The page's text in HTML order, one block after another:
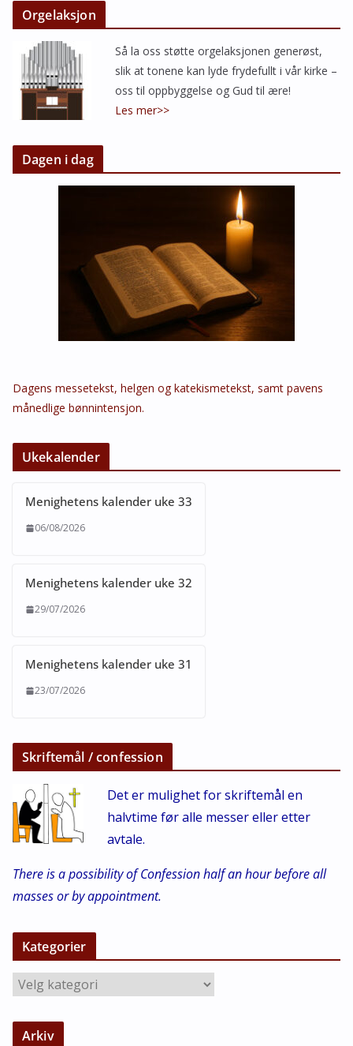
Orgelaksjon
Så la oss støtte orgelaksjonen generøst,
slik at tonene kan lyde frydefullt i vår kirke –
oss til oppbyggelse og Gud til ære!
Les mer>>
Dagen i dag
Dagens messetekst, helgen og katekismetekst, samt pavens
månedlige bønnintensjon.
Ukekalender
Menighetens kalender uke 33
06/08/2026
Menighetens kalender uke 32
29/07/2026
Menighetens kalender uke 31
23/07/2026
Skriftemål / confession
Det er mulighet for skriftemål en
halvtime før alle messer eller etter
avtale.
There is a possibility of Confession half an hour before all
masses or by appointment.
Kategorier
K
t
Arkiv